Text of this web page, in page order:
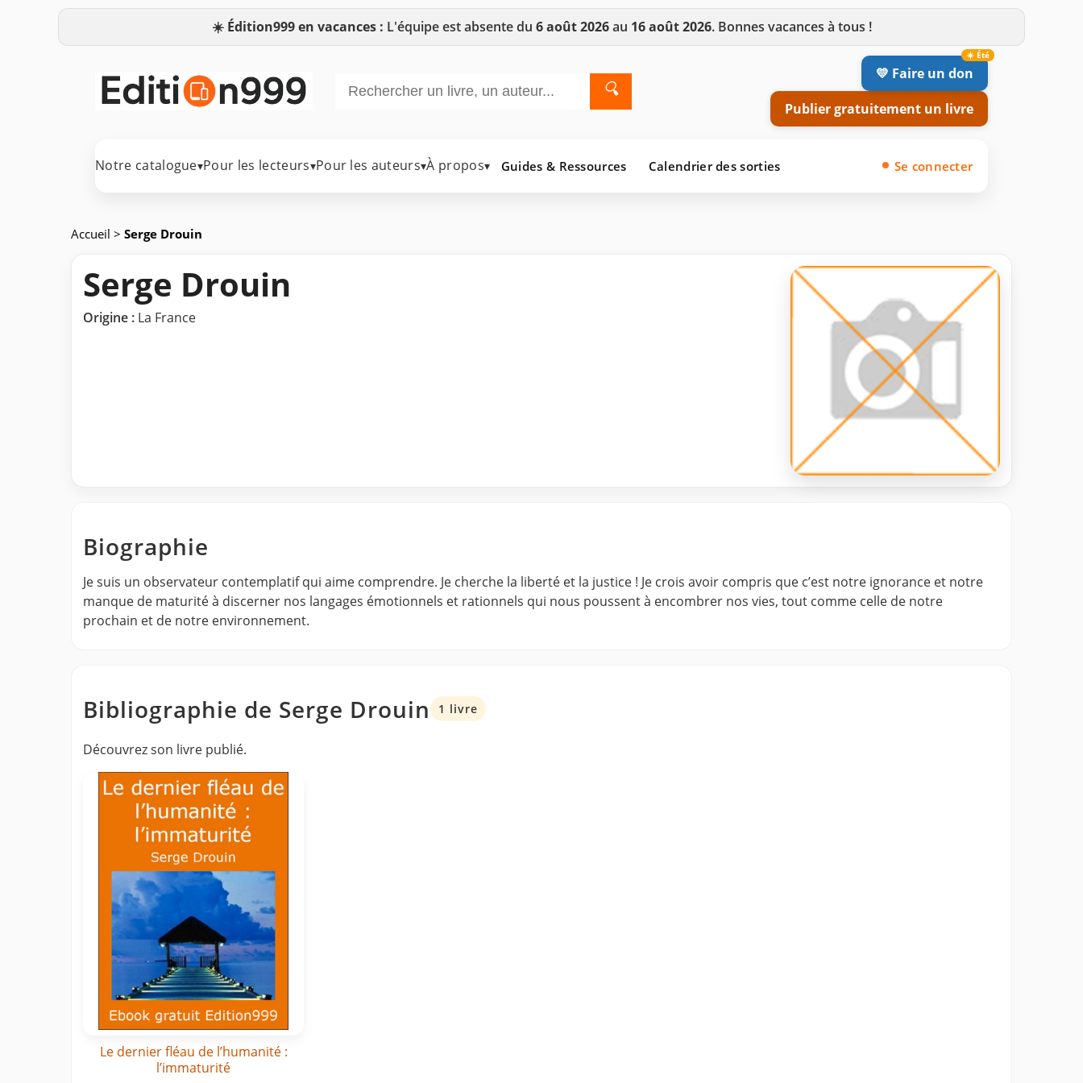
☀️ Édition999 en vacances : L'équipe est absente du 6 août 2026au 16 août 2026. Bonnes vacances à tous !
🔍
💛 Faire un don
Publier gratuitement un livre
Notre catalogue▾Pour les lecteurs▾Pour les auteurs▾À propos▾ Guides & Ressources Calendrier des sorties Se connecter
Accueil > Serge Drouin
Serge Drouin
Origine : La France
Biographie
Je suis un observateur contemplatif qui aime comprendre. Je cherche la liberté et la justice ! Je crois avoir compris que c’est notre ignorance et notre
manque de maturité à discerner nos langages émotionnels et rationnels qui nous poussent à encombrer nos vies, tout comme celle de notre
prochain et de notre environnement.
Bibliographie de Serge Drouin 1 livre
Découvrez son livre publié.
Le dernier fléau de l’humanité :
l’immaturité